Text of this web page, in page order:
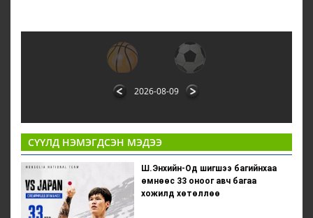
2026-08-09
СҮҮЛД НЭМЭГДСЭН МЭДЭЭ
Ш.Энхийн-Од шигшээ багийнхаа
өмнөөс 33 оноог авч багаа
хожилд хөтөллөө